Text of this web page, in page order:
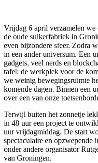
Vrijdag 6 april verzamelen we
de oude suikerfabriek in
even bijzondere sfeer. Zodra
in een ander universum. Een
gadgets, veel nerds en
tafel: de werkplek voor de
we weinig bewegingsruimte
komende dagen. Binnen een
over een van onze
Terwijl buiten het zonnetje
in 48 uur een project te
uur vrijdagmiddag. De start
spectaculaire en opzwepende
onder andere organisator
van Groningen.